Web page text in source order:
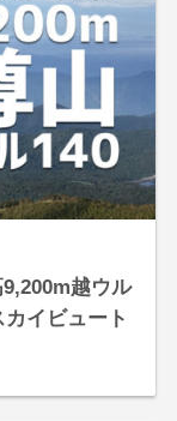
越ウル
イビュート